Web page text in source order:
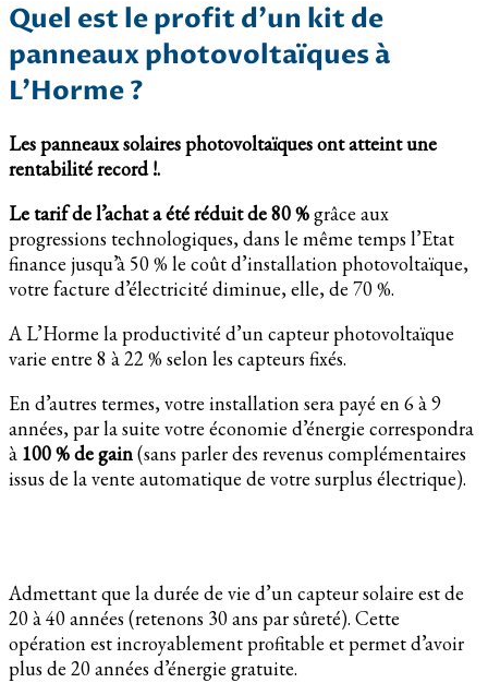
Quel est le profit d’un kit de
panneaux photovoltaïques à
L’Horme ?
Les panneaux solaires photovoltaïques ont atteint une
rentabilité record !.
Le tarif de l’achat a été réduit de 80 %grâce aux
progressions technologiques, dans le même temps l’Etat
finance jusqu’à 50 % le coût d’installation photovoltaïque,
votre facture d’électricité diminue, elle, de 70 %.
A L’Horme la productivité d’un capteur photovoltaïque
varie entre 8 à 22 % selon les capteurs fixés.
En d’autres termes, votre installation sera payé en 6 à 9
années, par la suite votre économie d’énergie correspondra
à 100 % de gain(sans parler des revenus complémentaires
issus de la vente automatique de votre surplus électrique).
Admettant que la durée de vie d’un capteur solaire est de
20 à 40 années (retenons 30 ans par sûreté). Cette
opération est incroyablement profitable et permet d’avoir
plus de 20 années d’énergie gratuite.